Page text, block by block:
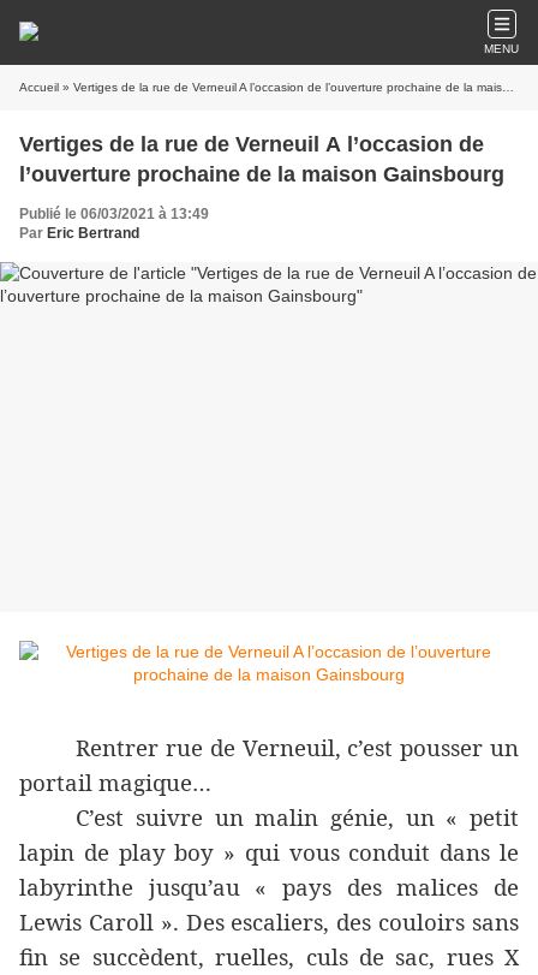
MENU
Accueil » Vertiges de la rue de Verneuil A l’occasion de l’ouverture prochaine de la maison Gainsbourg
Vertiges de la rue de Verneuil A l’occasion de
l’ouverture prochaine de la maison Gainsbourg
Publié le 06/03/2021 à 13:49
Par Eric Bertrand
Rentrer rue de Verneuil, c’est pousser un
portail magique…
C’est suivre un malin génie, un « petit
lapin de play boy » qui vous conduit dans le
labyrinthe jusqu’au « pays des malices de
Lewis Caroll ». Des escaliers, des couloirs sans
fin se succèdent, ruelles, culs de sac, rues X